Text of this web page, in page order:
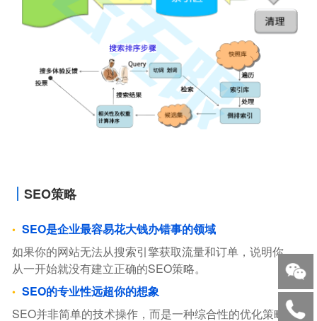
SEO策略
SEO是企业最容易花大钱办错事的领域
如果你的网站无法从搜索引擎获取流量和订单，说明你，
从一开始就没有建立正确的SEO策略。
SEO的专业性远超你的想象
SEO并非简单的技术操作，而是一种综合性的优化策略。